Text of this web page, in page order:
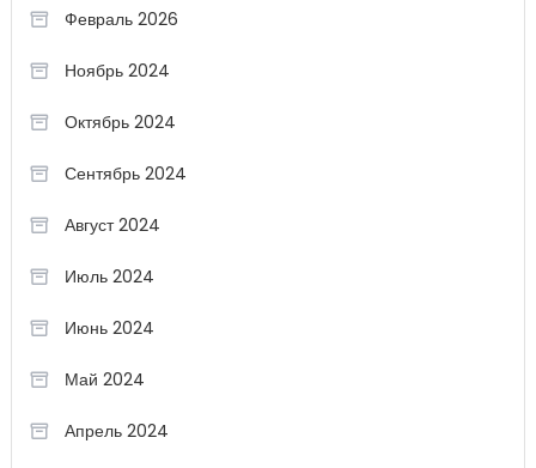
Февраль 2026
Ноябрь 2024
Октябрь 2024
Сентябрь 2024
Август 2024
Июль 2024
Июнь 2024
Май 2024
Апрель 2024